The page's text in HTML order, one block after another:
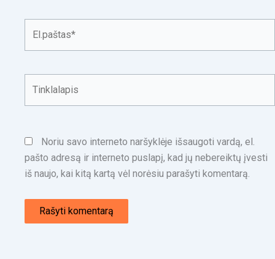
Noriu savo interneto naršyklėje išsaugoti vardą, el.
pašto adresą ir interneto puslapį, kad jų nebereiktų įvesti
iš naujo, kai kitą kartą vėl norėsiu parašyti komentarą.